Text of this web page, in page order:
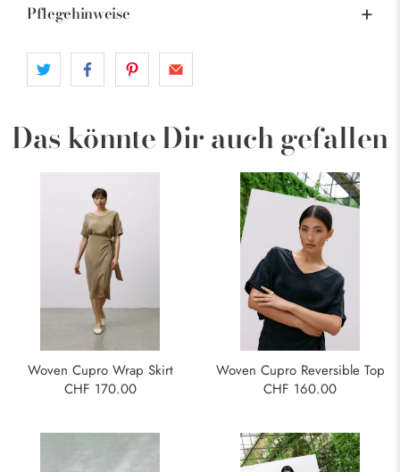
Pflegehinweise
Das könnte Dir auch gefallen
Woven Cupro Wrap Skirt
CHF 170.00
Woven Cupro Reversible Top
CHF 160.00